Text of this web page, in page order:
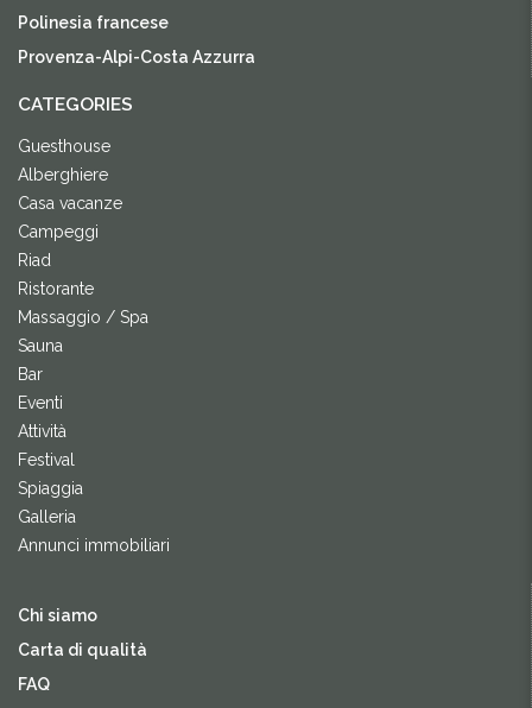
Polinesia francese
Provenza-Alpi-Costa Azzurra
CATEGORIES
Guesthouse
Alberghiere
Casa vacanze
Campeggi
Riad
Ristorante
Massaggio / Spa
Sauna
Bar
Eventi
Attività
Festival
Spiaggia
Galleria
Annunci immobiliari
Chi siamo
Carta di qualità
FAQ